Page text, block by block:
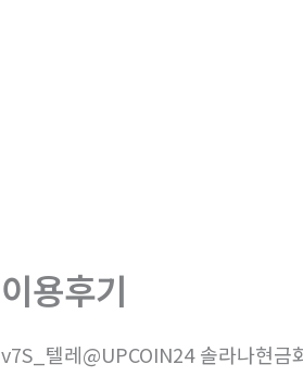
이용후기
v7S_텔레@UPCOIN24 솔라나현